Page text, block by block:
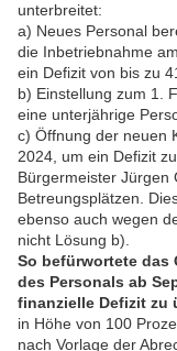
unterbreitet:
a) Neues Personal
die Inbetriebnahme
ein Defizit von bis zu
b) Einstellung zum 1.
eine unterjährige
c) Öffnung der neuen
2024, um ein Defizit
Bürgermeister
Betreungsplätzen.
ebenso auch wegen
nicht Lösung b).
So befürwortete das
des Personals ab
finanzielle Defizit zu
in Höhe von 100
nach Vorlage der